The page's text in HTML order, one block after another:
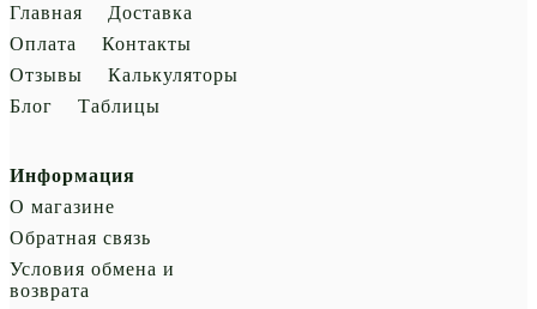
Главная
Доставка
Оплата
Контакты
Отзывы
Калькуляторы
Блог
Таблицы
Информация
О магазине
Обратная связь
Условия обмена и
возврата